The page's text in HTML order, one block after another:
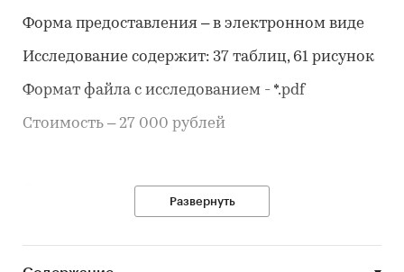
Форма предоставления – в электронном виде
Исследование содержит: 37 таблиц, 61 рисунок
Формат файла с исследованием - *.pdf
Стоимость – 27 000 рублей
Описание исследования
Развернуть